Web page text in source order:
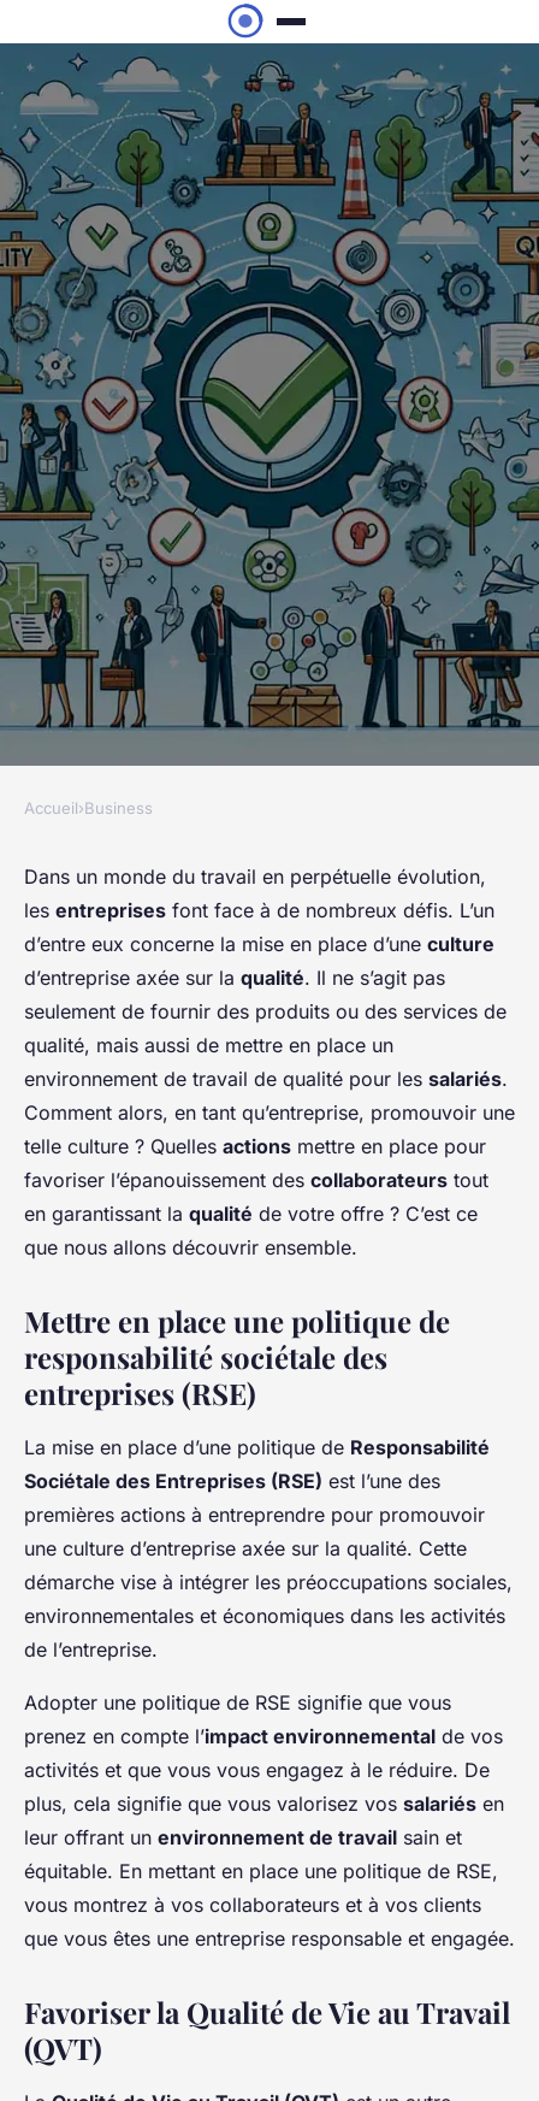
Quelles actions pour
promouvoir une culture
d'entreprise axée sur la qualité
?
Maëlys• 10 mars 2024•5 min de lecture
Accueil›Business
Dans un monde du travail en perpétuelle évolution,
les entreprises font face à de nombreux défis. L’un
d’entre eux concerne la mise en place d’une culture
d’entreprise axée sur la qualité. Il ne s’agit pas
seulement de fournir des produits ou des services de
qualité, mais aussi de mettre en place un
environnement de travail de qualité pour les salariés.
Comment alors, en tant qu’entreprise, promouvoir une
telle culture ? Quelles actions mettre en place pour
favoriser l’épanouissement des collaborateurs tout
en garantissant la qualité de votre offre ? C’est ce
que nous allons découvrir ensemble.
Mettre en place une politique de
responsabilité sociétale des
entreprises (RSE)
La mise en place d’une politique de Responsabilité
Sociétale des Entreprises (RSE) est l’une des
premières actions à entreprendre pour promouvoir
une culture d’entreprise axée sur la qualité. Cette
démarche vise à intégrer les préoccupations sociales,
environnementales et économiques dans les activités
de l’entreprise.
Adopter une politique de RSE signifie que vous
prenez en compte l’impact environnemental de vos
activités et que vous vous engagez à le réduire. De
plus, cela signifie que vous valorisez vos salariés en
leur offrant un environnement de travail sain et
équitable. En mettant en place une politique de RSE,
vous montrez à vos collaborateurs et à vos clients
que vous êtes une entreprise responsable et engagée.
Favoriser la Qualité de Vie au Travail
(QVT)